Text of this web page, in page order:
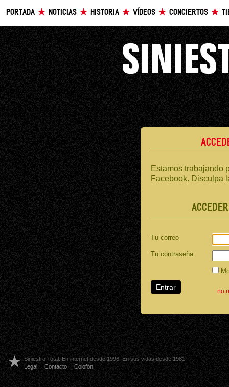
PORTADA NOTICIAS HISTORIA VÍDEOS CONCIERTOS
Estamos trabajando
Facebook. Disculpa
Tu correo
Tu contraseña
no
Siniestro Total. En internet desde 1996. En sus vidas desde 1981.
Legal | Contacto | Colofón